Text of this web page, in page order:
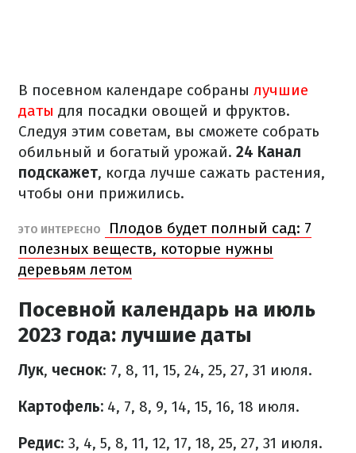
В посевном календаре собраны лучшие
даты для посадки овощей и фруктов.
Следуя этим советам, вы сможете собрать
обильный и богатый урожай. 24 Канал
подскажет, когда лучше сажать растения,
чтобы они прижились.
ЭТО ИНТЕРЕСНО
Плодов будет полный сад: 7
полезных веществ, которые нужны
деревьям летом
Посевной календарь на июль
2023 года: лучшие даты
Лук, чеснок: 7, 8, 11, 15, 24, 25, 27, 31 июля.
Картофель: 4, 7, 8, 9, 14, 15, 16, 18 июля.
Редис: 3, 4, 5, 8, 11, 12, 17, 18, 25, 27, 31 июля.